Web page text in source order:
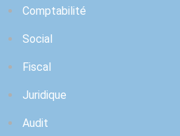
Comptabilité
Social
Fiscal
Juridique
Audit